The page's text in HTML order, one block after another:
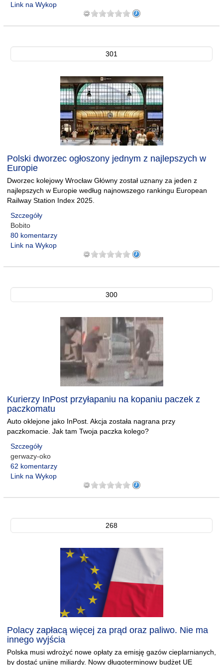
Link na Wykop
301
Polski dworzec ogłoszony jednym z najlepszych w
Europie
Dworzec kolejowy Wrocław Główny został uznany za jeden z
najlepszych w Europie według najnowszego rankingu European
Railway Station Index 2025.
Szczegóły
Bobito
80 komentarzy
Link na Wykop
300
Kurierzy InPost przyłapaniu na kopaniu paczek z
paczkomatu
Auto oklejone jako InPost. Akcja została nagrana przy
paczkomacie. Jak tam Twoja paczka kolego?
Szczegóły
gerwazy-oko
62 komentarzy
Link na Wykop
268
Polacy zapłacą więcej za prąd oraz paliwo. Nie ma
innego wyjścia
Polska musi wdrożyć nowe opłaty za emisję gazów cieplarnianych,
by dostać unijne miliardy. Nowy długoterminowy budżet UE